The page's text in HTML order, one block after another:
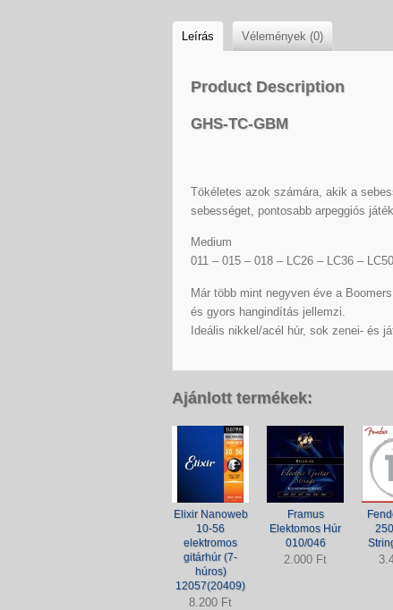
Leírás Vélemények (0)
Product Description
GHS-TC-GBM
Tökéletes azok számára, akik a
sebességet, pontosabb arpeggiós
Medium
011 – 015 – 018 – LC26 – LC36 – LC50
Már több mint negyven éve a
és gyors hangindítás jellemzi.
Ideális nikkel/acél húr, sok zenei- és
Ajánlott termékek:
Elixir Nanoweb
10-56
elektromos
gitárhúr (7-
húros)
12057(20409)
8.200 Ft
Framus
Elektomos Húr
010/046
2.000 Ft